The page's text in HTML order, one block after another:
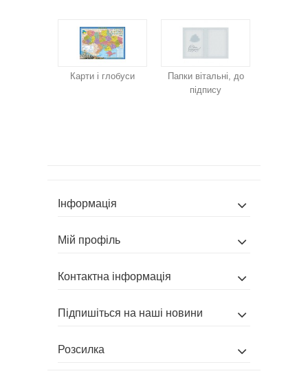
Карти і глобуси
Папки вітальні, до
підпису
Інформація
Мій профіль
Контактна інформація
Підпишіться на наші новини
Розсилка